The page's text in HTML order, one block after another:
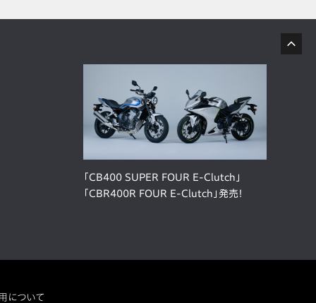
「CB400 SUPER FOUR E-Clutch」
「CBR400R FOUR E-Clutch」発売！
について